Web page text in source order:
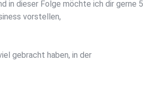
in dieser Folge möchte ich dir gerne 5
vorstellen,
gebracht haben, in der